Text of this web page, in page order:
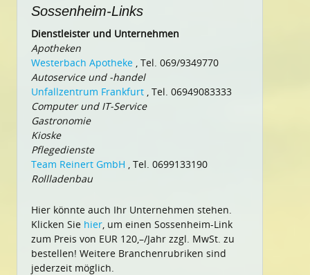
Sossenheim-Links
Dienstleister und Unternehmen
Apotheken
Westerbach Apotheke , Tel. 069/9349770
Autoservice und -handel
Unfallzentrum Frankfurt , Tel. 06949083333
Computer und IT-Service
Gastronomie
Kioske
Pflegedienste
Team Reinert GmbH , Tel. 0699133190
Rollladenbau
Hier könnte auch Ihr Unternehmen stehen.
Klicken Sie hier, um einen Sossenheim-Link
zum Preis von EUR 120,–/Jahr zzgl. MwSt. zu
bestellen! Weitere Branchenrubriken sind
jederzeit möglich.